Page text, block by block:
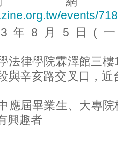
events/
年8月5日(
法律學院霖澤館三
與辛亥路交叉口，
應屆畢業生、大專
興趣者